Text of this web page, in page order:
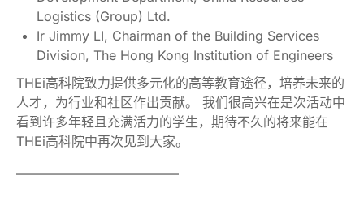
Logistics (Group) Ltd.
Ir Jimmy LI, Chairman of the Building Services
Division, The Hong Kong Institution of Engineers
THEi高科院致力提供多元化的高等教育途径，培养未来的
人才，为行业和社区作出贡献。 我们很高兴在是次活动中
看到许多年轻且充满活力的学生，期待不久的将来能在
THEi高科院中再次见到大家。
————————————–